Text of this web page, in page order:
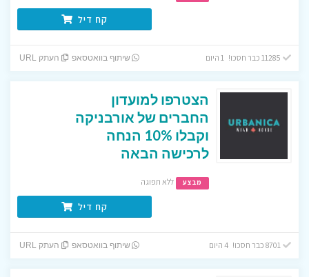
קח דיל
שיתוף בוואטסאפ העתק URL
הצטרפו למועדון
החברים של אורבניקה
וקבלו 10% הנחה
לרכישה הבאה
מבצע ללא תפוגה
קח דיל
שיתוף בוואטסאפ העתק URL